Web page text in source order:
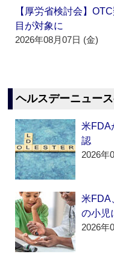
【厚労省検討会】
目が対象に
2026年08月07日 (金)
ヘルスデーニュース
米FDA
認
2026年
米FDA
の小児
2026年